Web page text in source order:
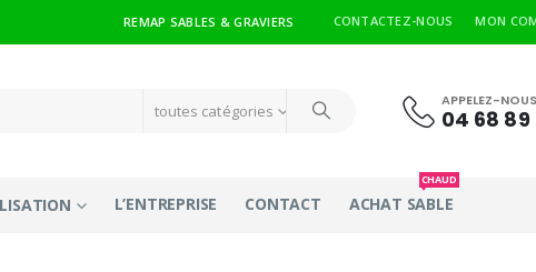
REMAP SABLES & GRAVIERS CONTACTEZ-NOUS MON
toutes catégories
APPELEZ-NOUS
04 68 89
L’ENTREPRISE CONTACT ACHAT SABLE
CHAUD